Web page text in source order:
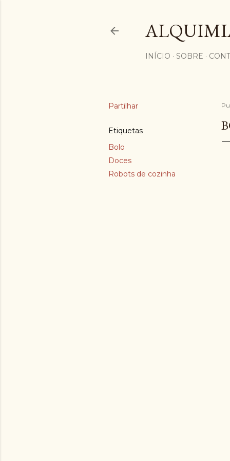
INÍCIO SOBRE
Partilhar
Etiquetas
Bolo
Doces
Robots de cozinha